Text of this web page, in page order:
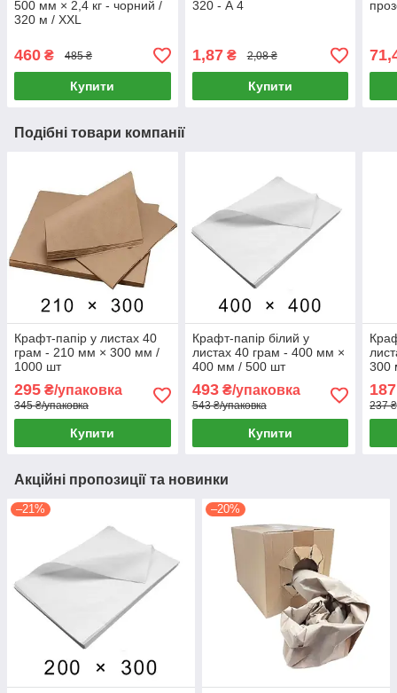
500 мм × 2,4 кг - чорний /
320 м / XXL
460 ₴ 485 ₴
Купити
320 - А 4
1,87₴ 2,08 ₴
Купити
Подібні товари компанії
Крафт-папір у листах 40
грам - 210 мм × 300 мм /
1000 шт
295 ₴/упаковка
345 ₴/упаковка
Купити
Крафт-папір білий у
листах 40 грам - 400 мм ×
400 мм / 500 шт
493₴/упаковка
543 ₴/упаковка
Купити
300
187
237
Акційні пропозиції та новинки
–21% –20%